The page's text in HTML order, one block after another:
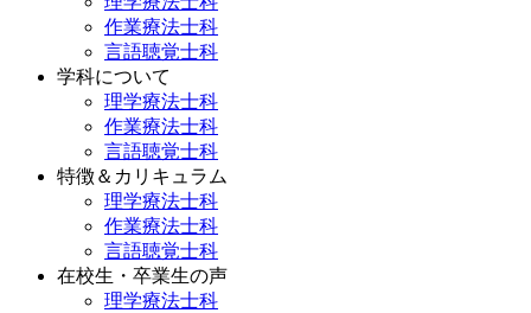
作業療法士科
言語聴覚士科
学科について
理学療法士科
作業療法士科
言語聴覚士科
特徴＆カリキュラム
理学療法士科
作業療法士科
言語聴覚士科
在校生・卒業生の声
理学療法士科